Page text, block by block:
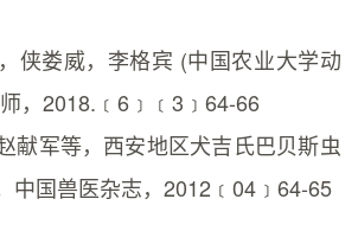
侠娄威，李格宾 (中国农业大学动
，2018.﹝6﹞﹝3﹞64-66
献军等，西安地区犬吉氏巴贝斯虫
中国兽医杂志，2012﹝04﹞64-65